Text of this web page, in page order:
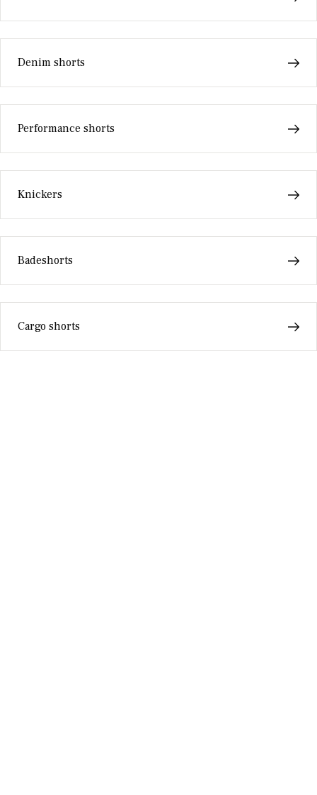
Denim shorts
Performance shorts
Knickers
Badeshorts
Cargo shorts